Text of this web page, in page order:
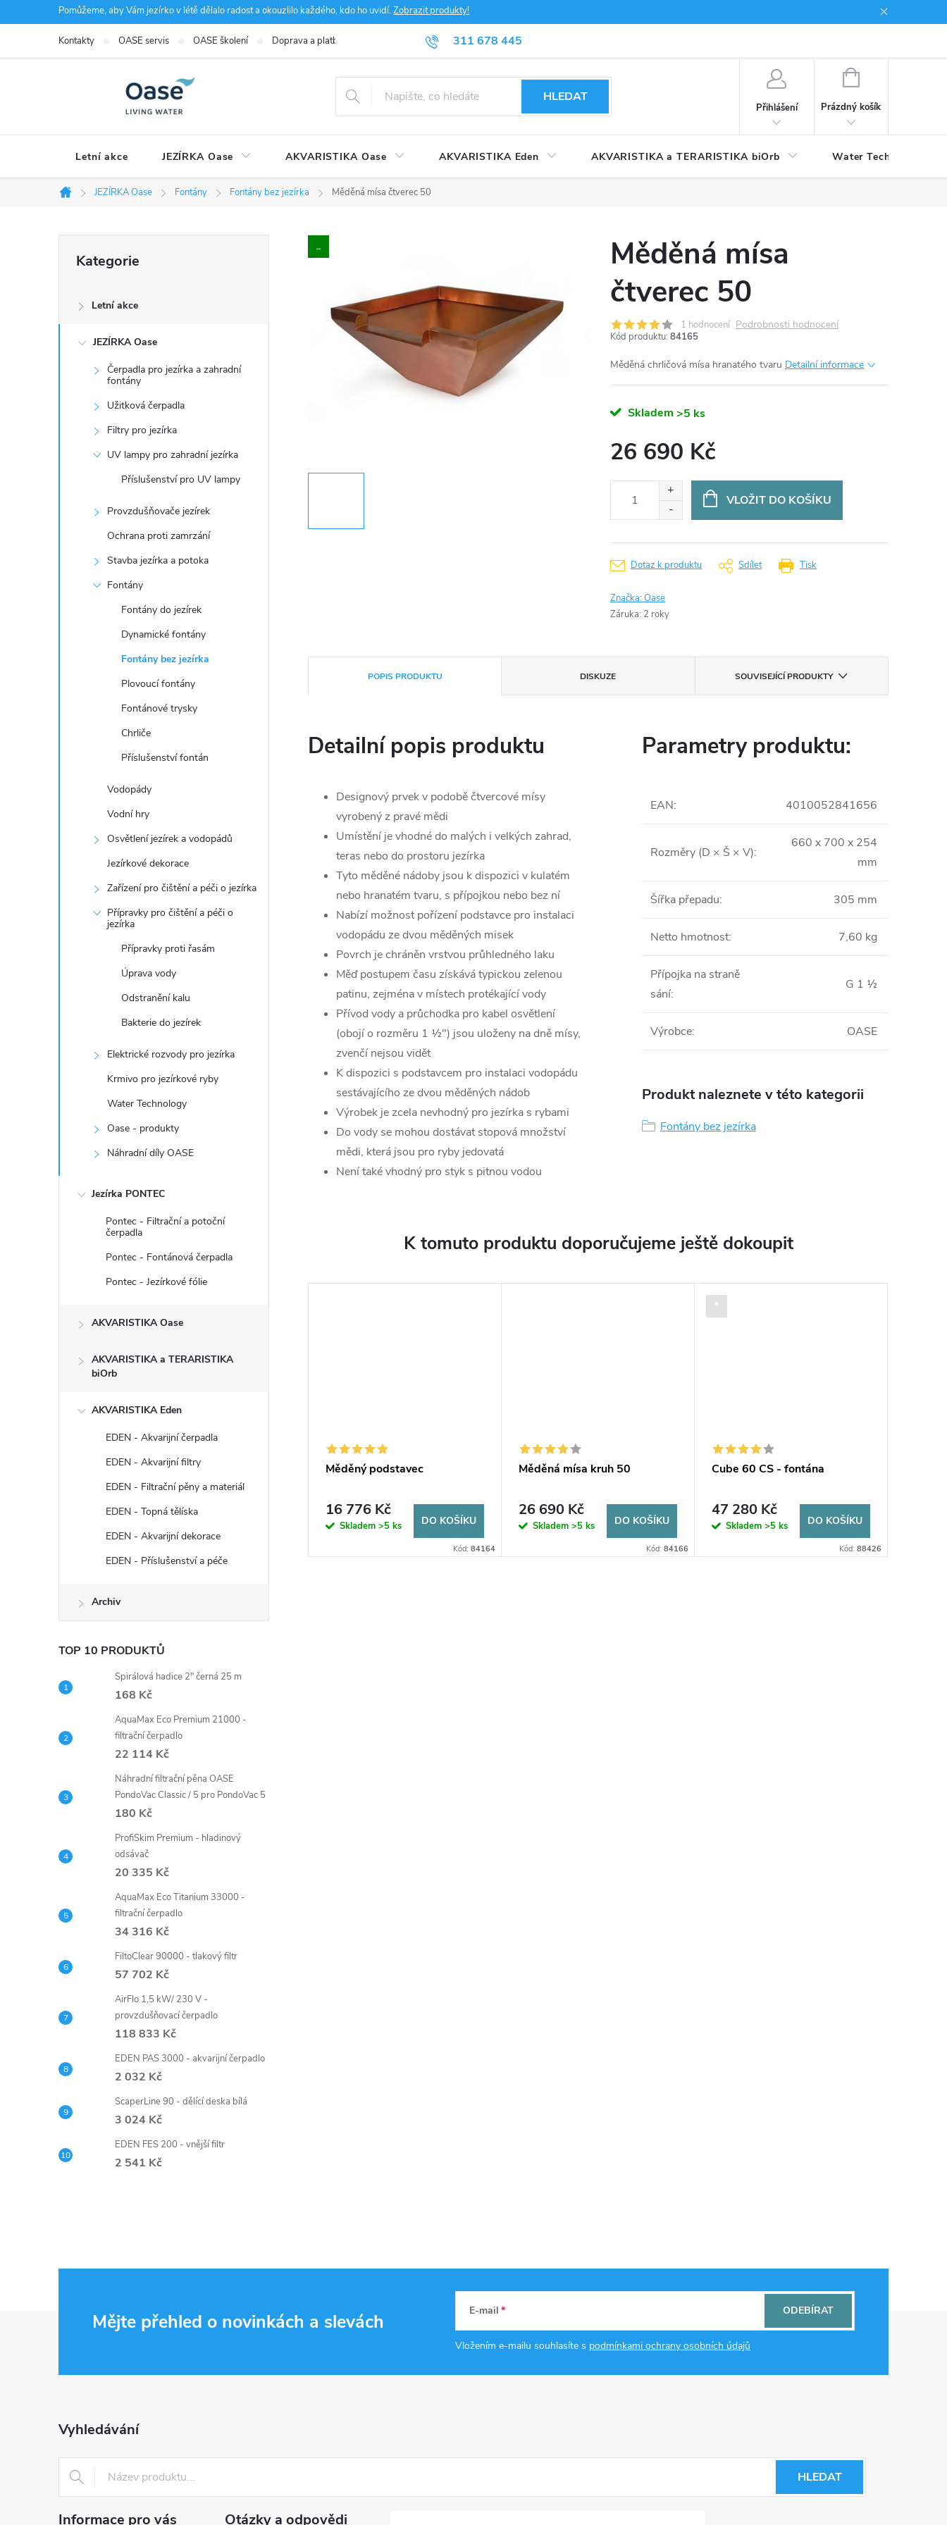
na
Pomůžeme, aby Vám jezírko v létě dělalo radost a okouzlilo každého, kdo ho uvidí.Zobrazit produkty!
311 678 445
Kontakty OASE servis OASE školení Doprava a platba Obchodní podmínky Ochrana údajů
HLEDAT
Přihlášení
NÁKUPNÍ
Prázdný košík
Letní akce JEZÍRKA Oase AKVARISTIKA Oase AKVARISTIKA Eden AKVARISTIKA a TERARISTIKA biOrb Water Technology
Domů
JEZÍRKA Oase Fontány Fontány bez jezírka Měděná mísa čtverec 50
s
kategorie
Kategorie
Letní akce
JEZÍRKA Oase
Čerpadla pro jezírka a zahradní
fontány
Užitková čerpadla
Filtry pro jezírka
UV lampy pro zahradní jezírka
Příslušenství pro UV lampy
Provzdušňovače jezírek
Ochrana proti zamrzání
Stavba jezírka a potoka
Fontány
Fontány do jezírek
Dynamické fontány
Fontány bez jezírka
Plovoucí fontány
Fontánové trysky
Chrliče
Příslušenství fontán
Vodopády
Vodní hry
Osvětlení jezírek a vodopádů
Jezírkové dekorace
Zařízení pro čištění a péči o jezírka
Přípravky pro čištění a péči o
jezírka
Přípravky proti řasám
Úprava vody
Odstranění kalu
Bakterie do jezírek
Elektrické rozvody pro jezírka
Krmivo pro jezírkové ryby
Water Technology
Oase - produkty
Náhradní díly OASE
Jezírka PONTEC
Pontec - Filtrační a potoční
čerpadla
Pontec - Fontánová čerpadla
Pontec - Jezírkové fólie
AKVARISTIKA Oase
AKVARISTIKA a TERARISTIKA
biOrb
AKVARISTIKA Eden
EDEN - Akvarijní čerpadla
EDEN - Akvarijní filtry
EDEN - Filtrační pěny a materiál
EDEN - Topná tělíska
EDEN - Akvarijní dekorace
EDEN - Příslušenství a péče
Archiv
TOP 10 PRODUKTŮ
Spirálová hadice 2" černá 25 m
168 Kč
AquaMax Eco Premium 21000 -
filtrační čerpadlo
22 114 Kč
Náhradní filtrační pěna OASE
PondoVac Classic / 5 pro PondoVac 5
180 Kč
ProfiSkim Premium - hladinový
odsávač
20 335 Kč
AquaMax Eco Titanium 33000 -
filtrační čerpadlo
34 316 Kč
FiltoClear 90000 - tlakový filtr
57 702 Kč
AirFlo 1,5 kW/ 230 V -
provzdušňovací čerpadlo
118 833 Kč
EDEN PAS 3000 - akvarijní čerpadlo
2 032 Kč
ScaperLine 90 - dělící deska bílá
3 024 Kč
EDEN FES 200 - vnější filtr
2 541 Kč
..
Měděná mísa
čtverec 50
1 hodnocení Podrobnosti hodnocení
Kód produktu: 84165
Měděná chrličová mísa hranatého tvaru Detailní informace
Skladem >5 ks
26 690 Kč
VLOŽIT DO KOŠÍKU
Tisk
Dotaz k produktu Sdílet
Značka:Oase
Záruka: 2 roky
POPIS PRODUKTU DISKUZE SOUVISEJÍCÍ PRODUKTY
Detailní popis produktu
Designový prvek v podobě čtvercové mísy
vyrobený z pravé mědi
Umístění je vhodné do malých i velkých zahrad,
teras nebo do prostoru jezírka
Tyto měděné nádoby jsou k dispozici v kulatém
nebo hranatém tvaru, s přípojkou nebo bez ní
Nabízí možnost pořízení podstavce pro instalaci
vodopádu ze dvou měděných misek
Povrch je chráněn vrstvou průhledného laku
Měď postupem času získává typickou zelenou
patinu, zejména v místech protékající vody
Přívod vody a průchodka pro kabel osvětlení
(obojí o rozměru 1 ½") jsou uloženy na dně mísy,
zvenčí nejsou vidět
K dispozici s podstavcem pro instalaci vodopádu
sestávajícího ze dvou měděných nádob
Výrobek je zcela nevhodný pro jezírka s rybami
Do vody se mohou dostávat stopová množství
mědi, která jsou pro ryby jedovatá
Není také vhodný pro styk s pitnou vodou
Parametry produktu:
EAN: 4010052841656
Rozměry (D × Š × V):
660 x 700 x 254
mm
Šířka přepadu: 305 mm
Netto hmotnost: 7,60 kg
Přípojka na straně
sání:
G 1 ½
Výrobce: OASE
Produkt naleznete v této kategorii
Fontány bez jezírka
K tomuto produktu doporučujeme ještě dokoupit
Měděný podstavec
16 776 Kč
Skladem >5 ks DO KOŠÍKU
Kód: 84164
Měděná mísa kruh 50
26 690 Kč
Skladem >5 ks DO KOŠÍKU
Kód: 84166
*
Cube 60 CS - fontána
47 280 Kč
Skladem >5 ks DO KOŠÍKU
Kód: 88426
Mějte přehled o novinkách a slevách E-mail
Vložením e-mailu souhlasíte s podmínkami ochrany osobních údajů
ODEBÍRAT
Vyhledávání
HLEDAT
Informace pro vás Otázky a odpovědi